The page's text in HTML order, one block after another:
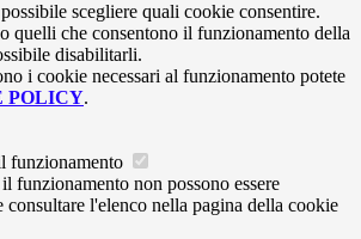
scegliere quali cookie consentire.
quelli che consentono il funzionamento della
disabilitarli.
i cookie necessari al funzionamento potete
POLICY.
funzionamento
funzionamento non possono essere
l'elenco nella pagina della cookie